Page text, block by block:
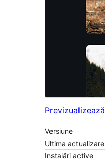
Previzualizează
Versiune
Ultima actualizare
Instalări active